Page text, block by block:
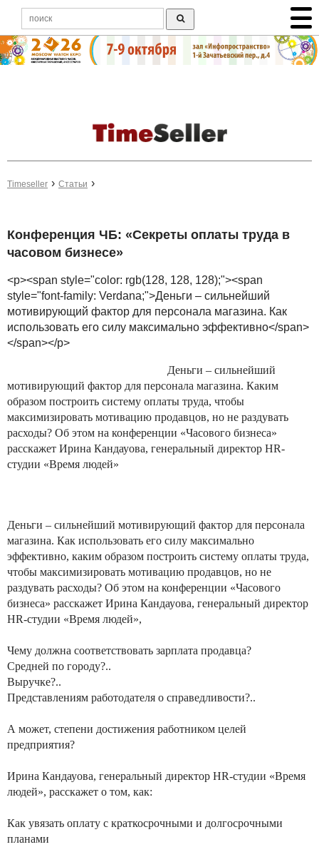
Timeseller Статьи
Конференция ЧБ: «Секреты оплаты труда в
часовом бизнесе»
<p><span style="color: rgb(128, 128, 128);"><span
style="font-family: Verdana;">Деньги – сильнейший
мотивирующий фактор для персонала магазина. Как
использовать его силу максимально эффективно</span>
</span></p>
Деньги – сильнейший
мотивирующий фактор для персонала магазина. Каким
образом построить систему оплаты труда, чтобы
максимизировать мотивацию продавцов, но не раздувать
расходы? Об этом на конференции «Часового бизнеса»
расскажет Ирина Кандауова, генеральный директор HR-
студии «Время людей»
Деньги – сильнейший мотивирующий фактор для персонала
магазина. Как использовать его силу максимально
эффективно, каким образом построить систему оплаты труда,
чтобы максимизировать мотивацию продавцов, но не
раздувать расходы? Об этом на конференции «Часового
бизнеса» расскажет Ирина Кандауова, генеральный директор
HR-студии «Время людей»,
Чему должна соответствовать зарплата продавца?
Средней по городу?..
Выручке?..
Представлениям работодателя о справедливости?..
А может, степени достижения работником целей
предприятия?
Ирина Кандауова, генеральный директор HR-студии «Время
людей», расскажет о том, как:
Как увязать оплату с краткосрочными и долгосрочными
планами